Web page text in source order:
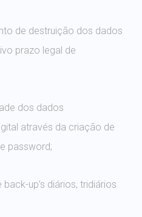
de destruição dos dados
prazo legal de
dos dados
através da criação de
password;
up’s diários, tridiários